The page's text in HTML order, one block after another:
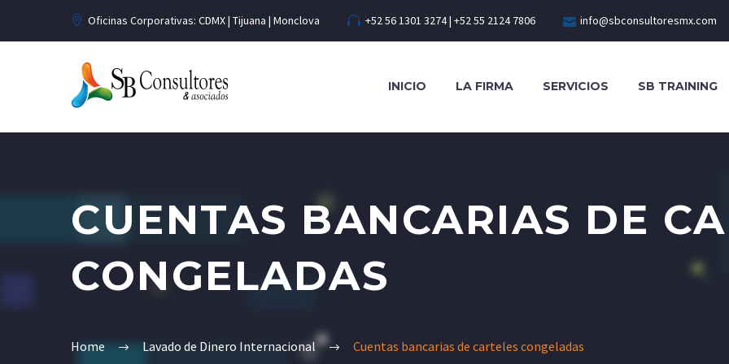
Oficinas Corporativas: CDMX | Tijuana | Monclova +52 56 1301 3274 | +52 55 2124 7806 info@sbconsultoresmx.com
INICIO LA FIRMA SERVICIOS SB TRAINING
CUENTAS BANCARIAS DE
CONGELADAS
Home Lavado de Dinero Internacional Cuentas bancarias de carteles congeladas